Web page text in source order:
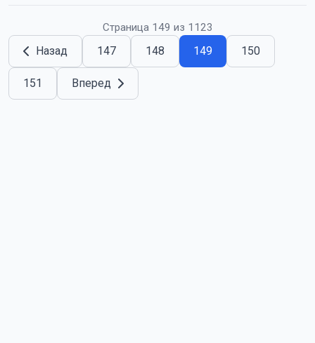
Страница 149 из 1123
Назад 147 148 149 150
151 Вперед